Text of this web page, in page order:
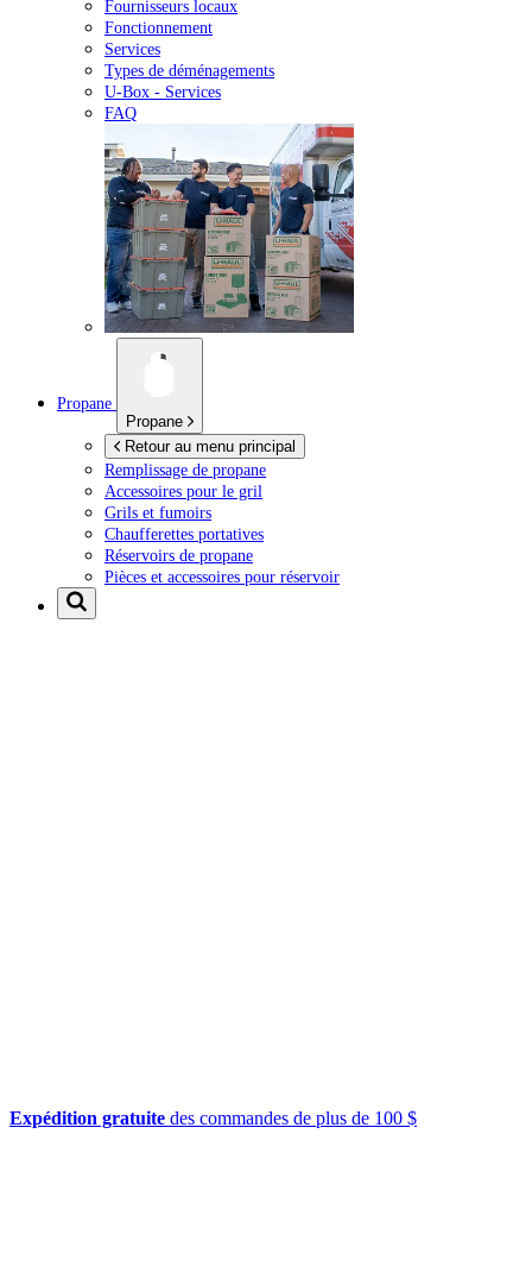
Fournisseurs locaux
Fonctionnement
Services
Types de déménagements
U-Box - Services
FAQ
Propane
Propane
Retour au menu principal
Remplissage de propane
Accessoires pour le gril
Grils et fumoirs
Chaufferettes portatives
Réservoirs de propane
Pièces et accessoires pour réservoir
Expédition gratuite des commandes de plus de 100 $